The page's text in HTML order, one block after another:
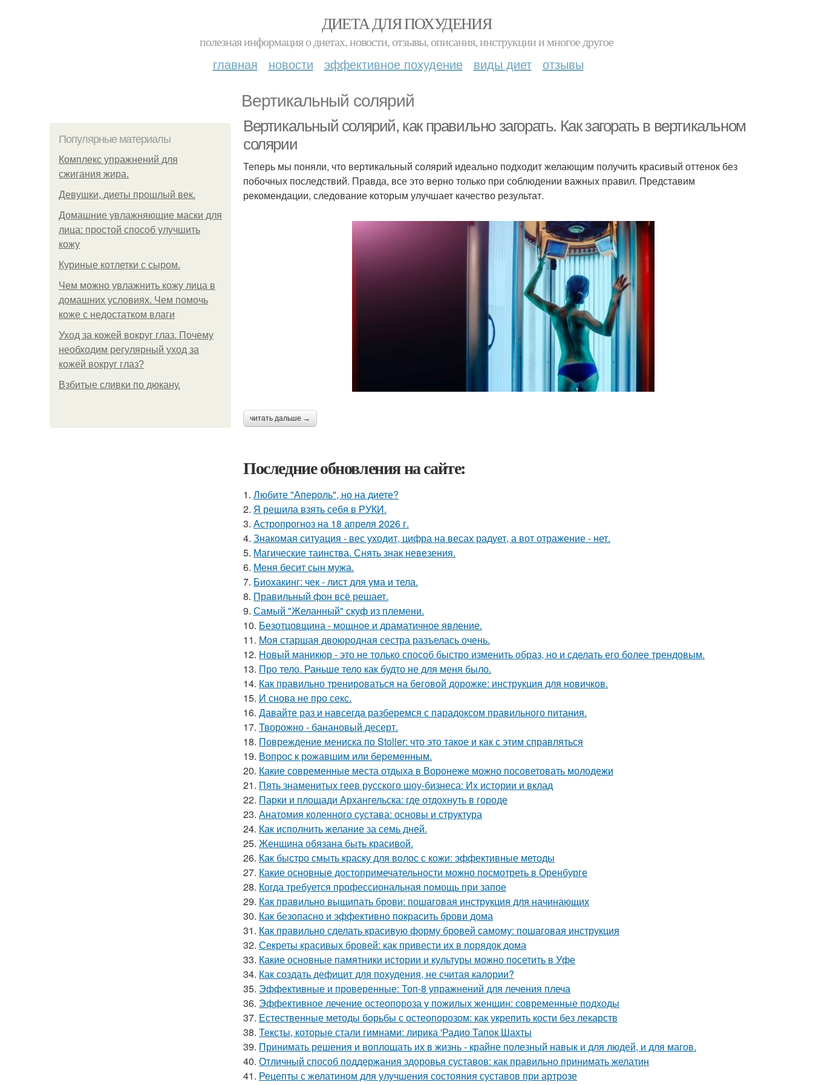
ДИЕТА ДЛЯ ПОХУДЕНИЯ
полезная информация о диетах, новости, отзывы, описания, инструкции и многое другое
главная новости эффективное похудение виды диет отзывы
Вертикальный солярий
Популярные материалы
Комплекс упражнений для
сжигания жира.
Девушки, диеты прошлый век.
Домашние увлажняющие маски для
лица: простой способ улучшить
кожу
Куриные котлетки с сыром.
Чем можно увлажнить кожу лица в
домашних условиях. Чем помочь
коже с недостатком влаги
Уход за кожей вокруг глаз. Почему
необходим регулярный уход за
кожей вокруг глаз?
Взбитые сливки по дюкану.
Вертикальный солярий, как правильно загорать. Как загорать в вертикальном
солярии
Теперь мы поняли, что вертикальный солярий идеально подходит желающим получить красивый оттенок без
побочных последствий. Правда, все это верно только при соблюдении важных правил. Представим
рекомендации, следование которым улучшает качество результат.
читать дальше →
Последние обновления на сайте:
1. Любите "Апероль", но на диете?
2. Я решила взять себя в РУКИ.
3. Астропрогноз на 18 апреля 2026 г.
4. Знакомая ситуация - вес уходит, цифра на весах радует, а вот отражение - нет.
5. Магические таинства. Снять знак невезения.
6. Меня бесит сын мужа.
7. Биохакинг: чек - лист для ума и тела.
8. Правильный фон всё решает.
9. Самый "Желанный" скуф из племени.
10. Безотцовщина - мощное и драматичное явление.
11. Моя старшая двоюродная сестра разъелась очень.
12. Новый маникюр - это не только способ быстро изменить образ, но и сделать его более трендовым.
13. Про тело. Раньше тело как будто не для меня было.
14. Как правильно тренироваться на беговой дорожке: инструкция для новичков.
15. И снова не про секс.
16. Давайте раз и навсегда разберемся с парадоксом правильного питания.
17. Творожно - банановый десерт.
18. Повреждение мениска по Stoller: что это такое и как с этим справляться
19. Вопрос к рожавшим или беременным.
20. Какие современные места отдыха в Воронеже можно посоветовать молодежи
21. Пять знаменитых геев русского шоу-бизнеса: Их истории и вклад
22. Парки и площади Архангельска: где отдохнуть в городе
23. Анатомия коленного сустава: основы и структура
24. Как исполнить желание за семь дней.
25. Женщина обязана быть красивой.
26. Как быстро смыть краску для волос с кожи: эффективные методы
27. Какие основные достопримечательности можно посмотреть в Оренбурге
28. Когда требуется профессиональная помощь при запое
29. Как правильно выщипать брови: пошаговая инструкция для начинающих
30. Как безопасно и эффективно покрасить брови дома
31. Как правильно сделать красивую форму бровей самому: пошаговая инструкция
32. Секреты красивых бровей: как привести их в порядок дома
33. Какие основные памятники истории и культуры можно посетить в Уфе
34. Как создать дефицит для похудения, не считая калории?
35. Эффективные и проверенные: Топ-8 упражнений для лечения плеча
36. Эффективное лечение остеопороза у пожилых женщин: современные подходы
37. Естественные методы борьбы с остеопорозом: как укрепить кости без лекарств
38. Тексты, которые стали гимнами: лирика 'Радио Тапок Шахты
39. Принимать решения и воплощать их в жизнь - крайне полезный навык и для людей, и для магов.
40. Отличный способ поддержания здоровья суставов: как правильно принимать желатин
41. Рецепты с желатином для улучшения состояния суставов при артрозе